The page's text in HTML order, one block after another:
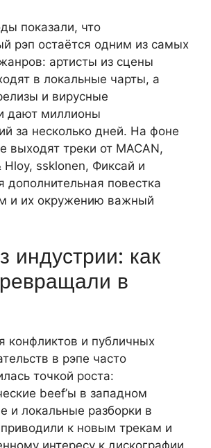
показали, что
рэп остаётся одним из самых
артисты из сцены
в локальные чарты, а
и вирусные
дают миллионы
за несколько дней. На фоне
выходят треки от MACAN,
Hloy, ssklonen, Фиксай и
дополнительная повестка
и их окружению важный
индустрии: как
в
конфликтов и публичных
в рэпе часто
точкой роста:
beef’ы в западном
и локальные разборки в
к новым трекам и